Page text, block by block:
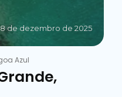
de dezembro de 2025
Azul